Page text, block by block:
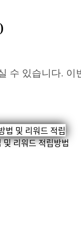
수 있습니다. 이
및 리워드 적립방법